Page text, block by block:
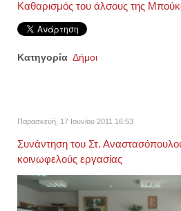
Καθαρισμός του άλσους της
Κατηγορία Δήμοι
Παρασκευή, 17 Ιουνίου 2011 16:53
Συνάντηση του Στ.
κοινωφελούς εργασίας